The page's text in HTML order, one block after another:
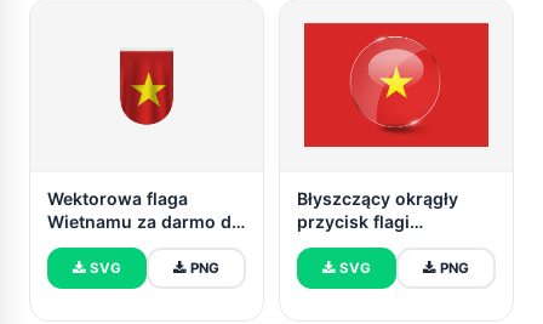
Wektorowa flaga
Wietnamu za darmo do
pobrania (SVG, PNG)
SVG PNG
Błyszczący okrągły
przycisk flagi
Wietnamu
SVG PNG